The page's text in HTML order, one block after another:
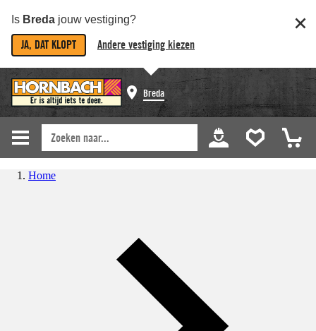
Is Breda jouw vestiging?
JA, DAT KLOPT Andere vestiging kiezen
Breda
Home